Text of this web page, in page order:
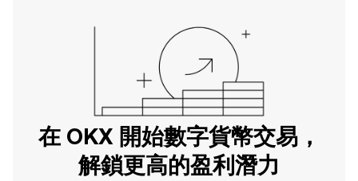
在 OKX 開始數字貨幣交易，
解鎖更高的盈利潛力